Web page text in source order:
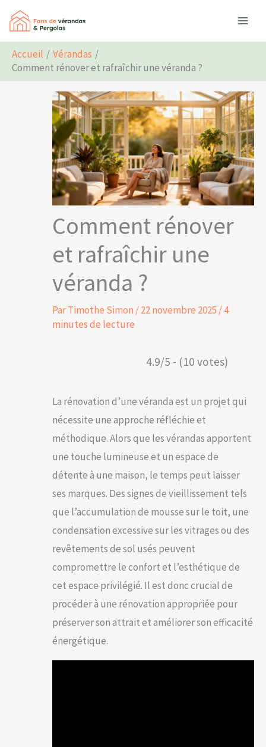
Aller
contenu
Accueil
Vérandas
Comment rénover et rafraîchir une véranda ?
Comment rénover
et rafraîchir une
véranda ?
ParTimothe Simon /22 novembre 2025 /4
minutes de lecture
4.9/5 - (10 votes)
La rénovation d’une véranda est un projet qui
nécessite une approche réfléchie et
méthodique. Alors que les vérandas apportent
une touche lumineuse et un espace de
détente à une maison, le temps peut laisser
ses marques. Des signes de vieillissement tels
que l’accumulation de mousse sur le toit, une
condensation excessive sur les vitrages ou des
revêtements de sol usés peuvent
compromettre le confort et l’esthétique de
cet espace privilégié. Il est donc crucial de
procéder à une rénovation appropriée pour
préserver son attrait et améliorer son efficacité
énergétique.
Rechercher